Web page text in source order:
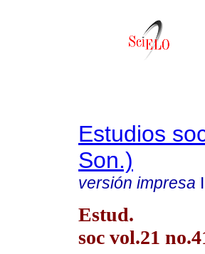
Estudios
Son.)
versión impresa
Estud.
soc vol.21